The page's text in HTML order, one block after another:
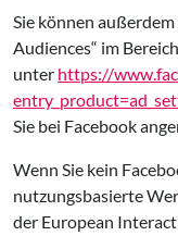
Sie können
Audiences“ im
unter https://
Sie bei Facebook
Wenn Sie kein
nutzungsbasierte
der European